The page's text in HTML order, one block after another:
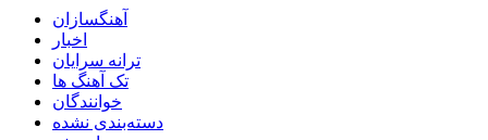
آهنگسازان
اخبار
ترانه سرایان
تک آهنگ ها
خوانندگان
دسته‌بندی نشده